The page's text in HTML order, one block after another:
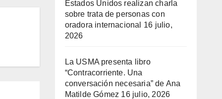
Estados Unidos realizan charla
sobre trata de personas con
oradora internacional
16 julio,
2026
La USMA presenta libro
“Contracorriente. Una
conversación necesaria” de Ana
Matilde Gómez 16 julio, 2026